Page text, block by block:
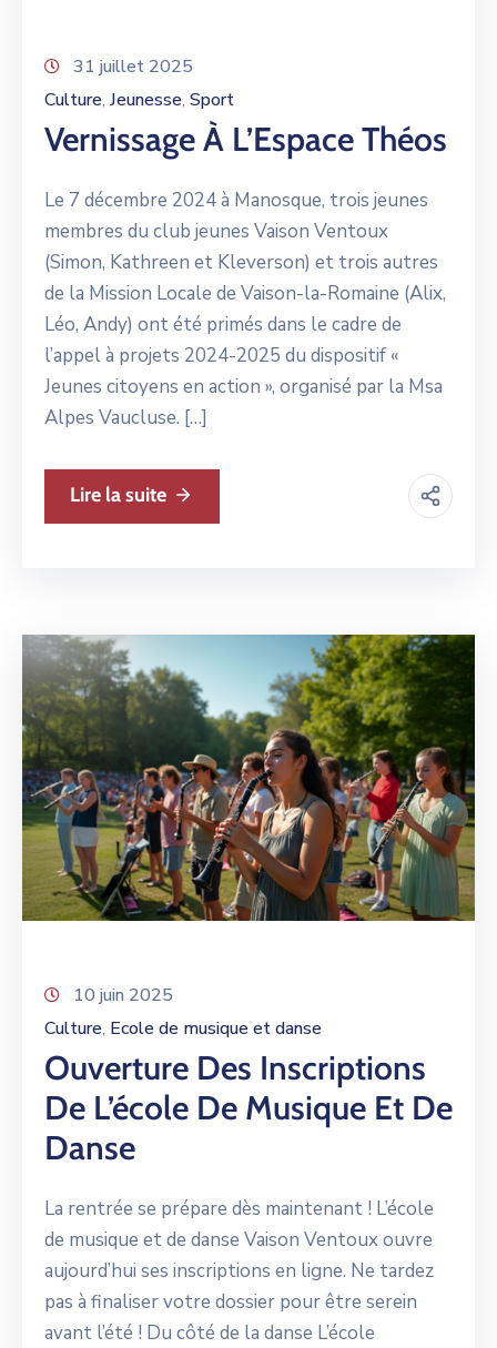
31 juillet 2025
Culture‚ Jeunesse‚ Sport
Vernissage À L’Espace Théos
Le 7 décembre 2024 à Manosque, trois jeunes
membres du club jeunes Vaison Ventoux
(Simon, Kathreen et Kleverson) et trois autres
de la Mission Locale de Vaison-la-Romaine (Alix,
Léo, Andy) ont été primés dans le cadre de
l’appel à projets 2024-2025 du dispositif «
Jeunes citoyens en action », organisé par la Msa
Alpes Vaucluse. […]
Lire la suite
10 juin 2025
Culture‚ Ecole de musique et danse
Ouverture Des Inscriptions
De L’école De Musique Et De
Danse
La rentrée se prépare dès maintenant ! L’école
de musique et de danse Vaison Ventoux ouvre
aujourd’hui ses inscriptions en ligne. Ne tardez
pas à finaliser votre dossier pour être serein
avant l’été ! Du côté de la danse L’école